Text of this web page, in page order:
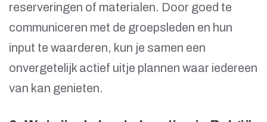
reserveringen of materialen. Door goed te
communiceren met de groepsleden en hun
input te waarderen, kun je samen een
onvergetelijk actief uitje plannen waar iedereen
van kan genieten.